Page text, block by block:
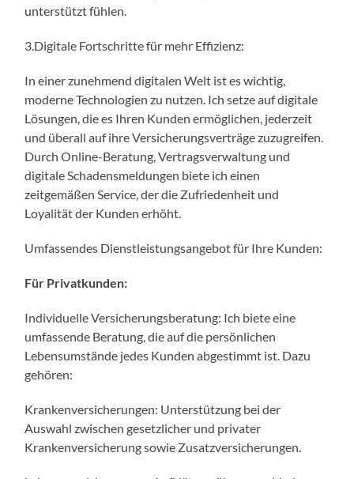
unterstützt fühlen.
3.Digitale Fortschritte für mehr Effizienz:
In einer zunehmend digitalen Welt ist es wichtig,
moderne Technologien zu nutzen. Ich setze auf digitale
Lösungen, die es Ihren Kunden ermöglichen, jederzeit
und überall auf ihre Versicherungsverträge zuzugreifen.
Durch Online-Beratung, Vertragsverwaltung und
digitale Schadensmeldungen biete ich einen
zeitgemäßen Service, der die Zufriedenheit und
Loyalität der Kunden erhöht.
Umfassendes Dienstleistungsangebot für Ihre Kunden:
Für Privatkunden:
Individuelle Versicherungsberatung: Ich biete eine
umfassende Beratung, die auf die persönlichen
Lebensumstände jedes Kunden abgestimmt ist. Dazu
gehören:
Krankenversicherungen: Unterstützung bei der
Auswahl zwischen gesetzlicher und privater
Krankenversicherung sowie Zusatzversicherungen.